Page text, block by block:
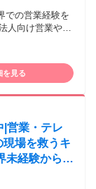
での営業経験を
✅人材業界で
セールス経験
に合わせた案件
を目指せます。
を見る
|営業・テレ
現場を救うキ
未経験からプ